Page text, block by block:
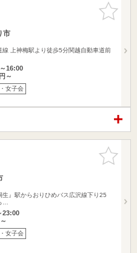
お気に入
りに追加
市
線 上神梅駅より徒歩5分関越自動車道前
16:00
～
女子会
お気に入
りに追加
生』駅からおりひめバス広沢線下り25
…
23:00
女子会